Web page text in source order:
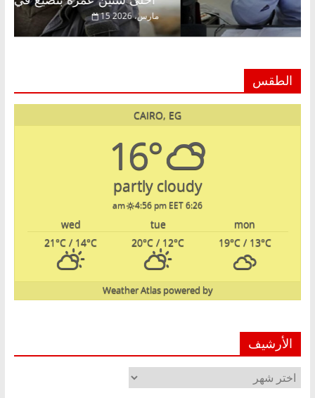
22 فبراير، 2026
الطقس
CAIRO, EG
16°
partly cloudy
6:26 am
4:56 pm EET
mon
tue
wed
19°C/ 13°C
20°C / 12°C
21°C / 14°C
powered by
Weather Atlas
الأرشيف
الأرشيف